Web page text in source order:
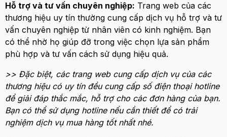
Hỗ trợ và tư vấn chuyên nghiệp: Trang web của các
thương hiệu uy tín thường cung cấp dịch vụ hỗ trợ và tư
vấn chuyên nghiệp từ nhân viên có kinh nghiệm. Bạn
có thể nhờ họ giúp đỡ trong việc chọn lựa sản phẩm
phù hợp và tư vấn cách sử dụng hiệu quả.
>> Đặc biệt, các trang web cung cấp dịch vụ của các
thương hiệu có uy tín đều cung cấp số điện thoại hotline
để giải đáp thắc mắc, hỗ trợ cho các đơn hàng của bạn.
Bạn có thể sử dụng hotline nếu cần thiết để có trải
nghiệm dịch vụ mua hàng tốt nhất nhé.